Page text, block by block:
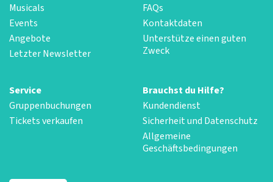
Musicals
Events
Angebote
Letzter Newsletter
FAQs
Kontaktdaten
Unterstütze einen guten
Zweck
Service
Gruppenbuchungen
Tickets verkaufen
Brauchst du Hilfe?
Kundendienst
Sicherheit und Datenschutz
Allgemeine
Geschäftsbedingungen